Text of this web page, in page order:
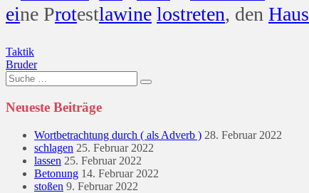
eine Protestlawine lostreten, den Haus
Beitragsnavigation
Taktik
Bruder
Suche
nach:
Neueste Beiträge
Wortbetrachtung durch ( als Adverb ) 28. Februar 2022
schlagen 25. Februar 2022
lassen 25. Februar 2022
Betonung 14. Februar 2022
stoßen 9. Februar 2022